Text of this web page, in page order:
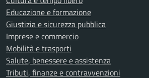
Educazione e formazione
Giustizia e sicurezza pubblica
Imprese e commercio
Mobilità e trasporti
Salute, benessere e assistenza
Tributi, finanze e contravvenzioni